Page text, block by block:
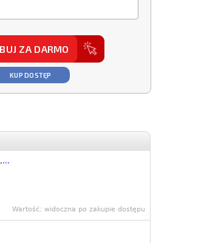
ZA DARMO
KUP DOSTĘP
Wartość: widoczna po zakupie dostępu